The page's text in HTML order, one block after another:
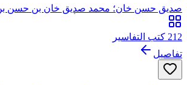
صديق حسن خان؛ محمد صديق خان بن حسن
الحسيني البخاري القنوجي، أبو الطيب
212 كتب التفاسير
تفاصيل